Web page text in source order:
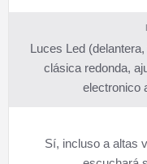
Luces Led
clásica redonda,
electronico
Sí, incluso a altas